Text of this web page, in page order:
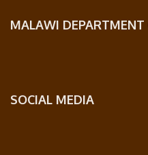
MALAWI
SOCIAL MEDIA